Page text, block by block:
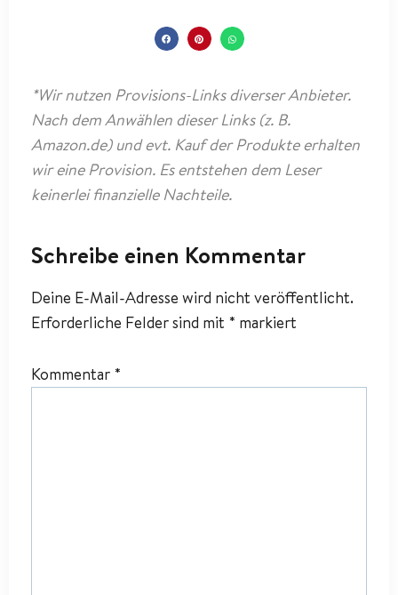
*Wir nutzen Provisions-Links diverser Anbieter.
Nach dem Anwählen dieser Links (z. B.
Amazon.de) und evt. Kauf der Produkte erhalten
wir eine Provision. Es entstehen dem Leser
keinerlei finanzielle Nachteile.
Schreibe einen Kommentar
Deine E-Mail-Adresse wird nicht veröffentlicht.
Erforderliche Felder sind mit * markiert
Kommentar *